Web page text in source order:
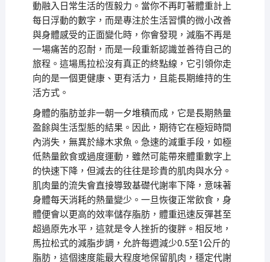
動融入日常生活的恆毅力。當你不再盯著體重計上
每日浮動的數字，而是專注於生活習慣的微小改善
與身體感受的正面變化時，你會發現，減脂不再是
一場痛苦的忍耐，而是一段重新認識並善待自己的
旅程。這場馬拉松沒有真正的終點線，它引領你走
向的是一個更健康、更有活力，且能長期維持的生
活方式。
身體的脂肪並非一朝一夕堆積而成，它是長期熱量
盈餘與生活型態的結果。因此，期待它在極短時間
內消失，無異於緣木求魚。急速的減重手段，如極
低熱量飲食或過度運動，雖然可能帶來體重數字上
的快速下降，但減去的往往是珍貴的肌肉與水分。
肌肉量的流失會直接導致基礎代謝率下降，意味著
身體每天消耗的熱量變少。一旦恢復正常飲食，身
體便會以更高的效率儲存脂肪，體重迅速反彈甚至
超過原先水平，這就是令人挫折的復胖。相反地，
馬拉松式的減脂步調，允許每週減少0.5至1公斤的
脂肪，這個速度能最大程度地保留肌肉，穩定代謝